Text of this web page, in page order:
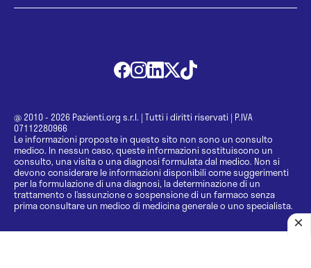
@ 2010 - 2026 Pazienti.org s.r.l. | Tutti i diritti riservati | P.IVA
07112280966
Le informazioni proposte in questo sito non sono un consulto
medico. In nessun caso, queste informazioni sostituiscono un
consulto, una visita o una diagnosi formulata dal medico. Non si
devono considerare le informazioni disponibili come suggerimenti
per la formulazione di una diagnosi, la determinazione di un
trattamento o l’assunzione o sospensione di un farmaco senza
prima consultare un medico di medicina generale o uno specialista.